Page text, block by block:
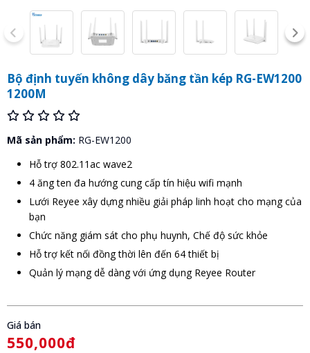
Bộ định tuyến không dây băng tần kép RG-EW1200
1200M
Mã sản phẩm: RG-EW1200
Hỗ trợ 802.11ac wave2
4 ăng ten đa hướng cung cấp tín hiệu wifi mạnh
Lưới Reyee xây dựng nhiều giải pháp linh hoạt cho mạng của
bạn
Chức năng giám sát cho phụ huynh, Chế độ sức khỏe
Hỗ trợ kết nối đồng thời lên đến 64 thiết bị
Quản lý mạng dễ dàng với ứng dụng Reyee Router
Giá bán
550,000đ